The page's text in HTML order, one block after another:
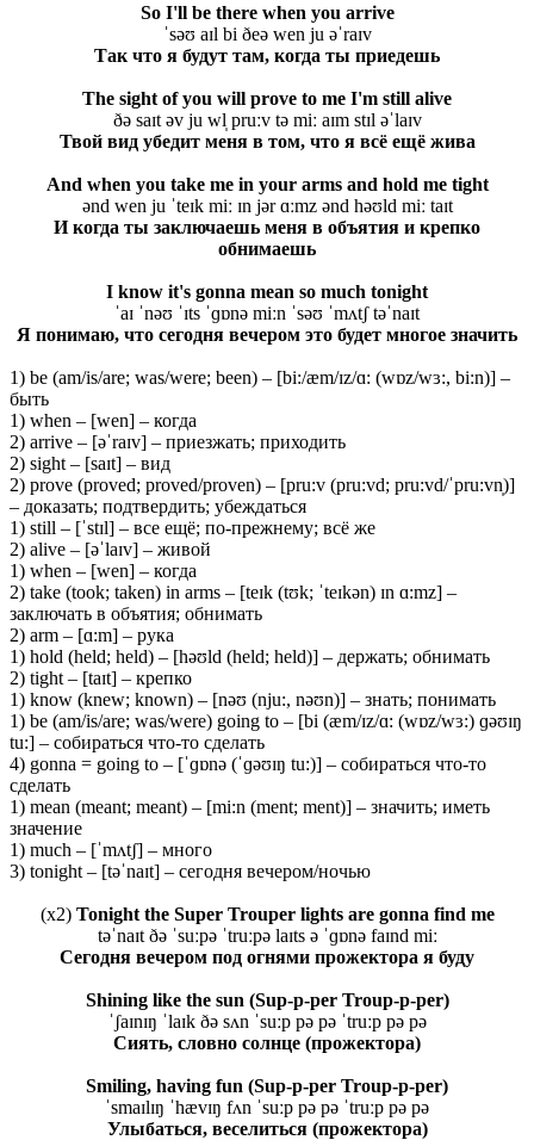
So I'll be there when you arrive
ˈsəʊ aɪl bi ðeə wen ju əˈraɪv
Так что я будут там, когда ты приедешь
The sight of you will prove to me I'm still alive
ðə saɪt əv ju wl̩ pruːv tə miː aɪm stɪl əˈlaɪv
Твой вид убедит меня в том, что я всё ещё жива
And when you take me in your arms and hold me tight
ənd wen ju ˈteɪk miː ɪn jər ɑːmz ənd həʊld miː taɪt
И когда ты заключаешь меня в объятия и крепко
обнимаешь
I know it's gonna mean so much tonight
ˈaɪ ˈnəʊ ˈɪts ˈɡɒnə miːn ˈsəʊ ˈmʌtʃ təˈnaɪt
Я понимаю, что сегодня вечером это будет многое значить
1) be (am/is/are; was/were; been) – [bi:/æm/ɪz/ɑ: (wɒz/wɜ:, bi:n)] –
быть
1) when – [wen] – когда
2) arrive – [əˈraɪv] – приезжать; приходить
2) sight – [saɪt] – вид
2) prove (proved; proved/proven) – [pru:v (pru:vd; pru:vd/ˈpru:vn̩)]
– доказать; подтвердить; убеждаться
1) still – [ˈstɪl] – все ещё; по-прежнему; всё же
2) alive – [əˈlaɪv] – живой
1) when – [wen] – когда
2) take (took; taken) in arms – [teɪk (tʊk; ˈteɪkən) ɪn ɑ:mz] –
заключать в объятия; обнимать
2) arm – [ɑ:m] – рука
1) hold (held; held) – [həʊld (held; held)] – держать; обнимать
2) tight – [taɪt] – крепко
1) know (knew; known) – [nəʊ (nju:, nəʊn)] – знать; понимать
1) be (am/is/are; was/were) going to – [bi (æm/ɪz/ɑ: (wɒz/wɜ:) ɡəʊɪŋ
tu:] – собираться что-то сделать
4) gonna = going to – [ˈɡɒnə (ˈɡəʊɪŋ tu:)] – собираться что-то
сделать
1) mean (meant; meant) – [mi:n (ment; ment)] – значить; иметь
значение
1) much – [ˈmʌtʃ] – много
3) tonight – [təˈnaɪt] – сегодня вечером/ночью
(x2) Tonight the Super Trouper lights are gonna find me
təˈnaɪt ðə ˈsuːpə ˈtruːpə laɪts ə ˈɡɒnə faɪnd miː
Сегодня вечером под огнями прожектора я буду
Shining like the sun (Sup-p-per Troup-p-per)
ˈʃaɪnɪŋ ˈlaɪk ðə sʌn ˈsuːp pə pə ˈtruːp pə pə
Сиять, словно солнце (прожектора)
Smiling, having fun (Sup-p-per Troup-p-per)
ˈsmaɪlɪŋ ˈhævɪŋ fʌn ˈsuːp pə pə ˈtruːp pə pə
Улыбаться, веселиться(прожектора)